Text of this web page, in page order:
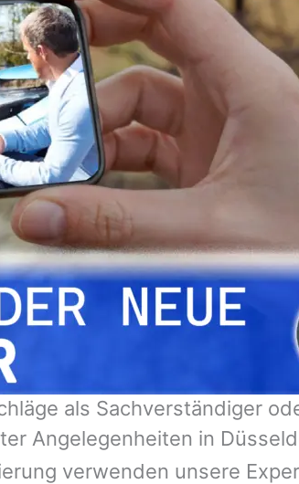
als Sachverständiger
Angelegenheiten in
verwenden unsere